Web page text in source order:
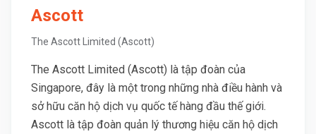
Ascott
The Ascott Limited (Ascott)
The Ascott Limited (Ascott) là tập đoàn của
Singapore, đây là một trong những nhà điều hành và
sở hữu căn hộ dịch vụ quốc tế hàng đầu thế giới.
Ascott là tập đoàn quản lý thương hiệu căn hộ dịch